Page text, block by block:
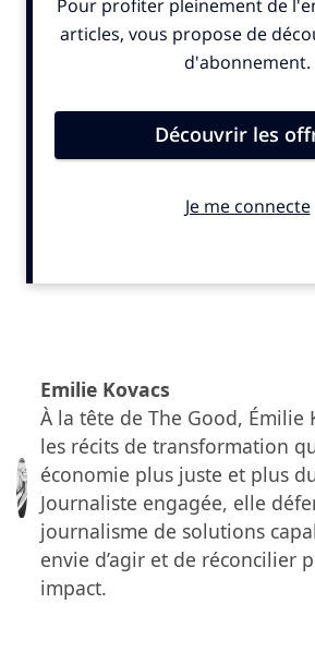
Lundi 27 octobre, au sein de la Vatel
l’Étoile, la gastronomie française a
pouvait conjuguer excellence et
La Pâtisserie Durableont mis en
génération de chefs qui invente un
conscient de son empreinte.
création», résume Christian
concours La Cuisine
Le goût de la transformation
Lauréat du concoursLa Cuisine
Szczepaniak
Emilie Kovacs
À la tête de The Good, Émilie
les récits de transformation
économie plus juste et plus
Journaliste engagée, elle
journalisme de solutions
envie d’agir et de réconcilier
impact.